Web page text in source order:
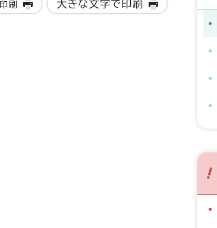
印刷 大きな文字で印刷